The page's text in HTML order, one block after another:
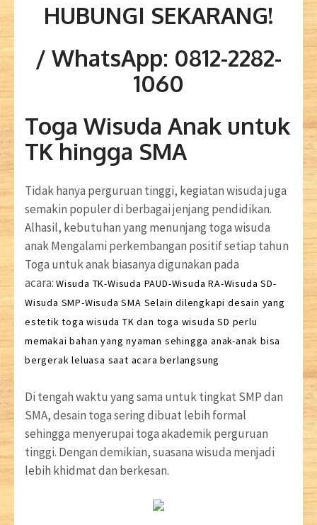
HUBUNGI SEKARANG!
/ WhatsApp: 0812-2282-
1060
Toga Wisuda Anak untuk
TK hingga SMA
Tidak hanya perguruan tinggi, kegiatan wisuda juga
semakin populer di berbagai jenjang pendidikan.
Alhasil, kebutuhan yang menunjang toga wisuda
anak Mengalami perkembangan positif setiap tahun
Toga untuk anak biasanya digunakan pada
acara: Wisuda TK-Wisuda PAUD-Wisuda RA-Wisuda SD-
Wisuda SMP-Wisuda SMA Selain dilengkapi desain yang
estetiktoga wisuda TK dan toga wisuda SD perlu
memakai bahan yang nyaman sehingga anak-anak bisa
bergerak leluasa saat acara berlangsung
Di tengah waktu yang sama untuk tingkat SMP dan
SMA, desain toga sering dibuat lebih formal
sehingga menyerupai toga akademik perguruan
tinggi. Dengan demikian, suasana wisuda menjadi
lebih khidmat dan berkesan.